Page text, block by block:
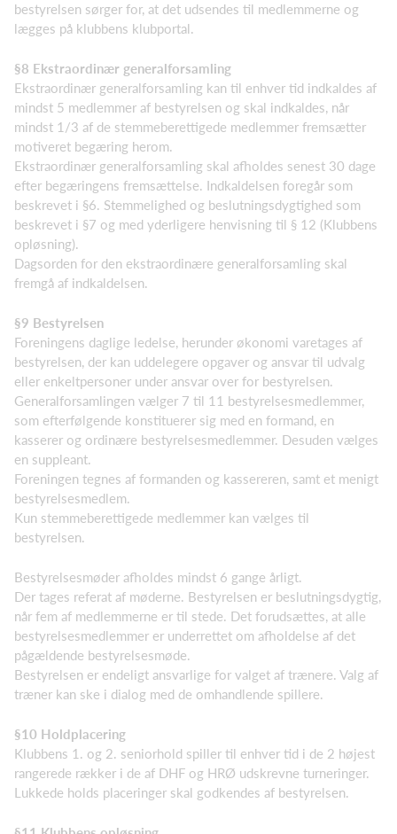
bestyrelsen sørger for, at det udsendes til medlemmerne og
lægges på klubbens klubportal.
§8 Ekstraordinær generalforsamling
Ekstraordinær generalforsamling kan til enhver tid indkaldes af
mindst 5 medlemmer af bestyrelsen og skal indkaldes, når
mindst 1/3 af de stemmeberettigede medlemmer fremsætter
motiveret begæring herom.
Ekstraordinær generalforsamling skal afholdes senest 30 dage
efter begæringens fremsættelse. Indkaldelsen foregår som
beskrevet i §6. Stemmelighed og beslutningsdygtighed som
beskrevet i §7 og med yderligere henvisning til § 12 (Klubbens
opløsning).
Dagsorden for den ekstraordinære generalforsamling skal
fremgå af indkaldelsen.
§9 Bestyrelsen
Foreningens daglige ledelse, herunder økonomi varetages af
bestyrelsen, der kan uddelegere opgaver og ansvar til udvalg
eller enkeltpersoner under ansvar over for bestyrelsen.
Generalforsamlingen vælger 7 til 11 bestyrelsesmedlemmer,
som efterfølgende konstituerer sig med en formand, en
kasserer og ordinære bestyrelsesmedlemmer. Desuden vælges
en suppleant.
Foreningen tegnes af formanden og kassereren, samt et menigt
bestyrelsesmedlem.
Kun stemmeberettigede medlemmer kan vælges til
bestyrelsen.
Bestyrelsesmøder afholdes mindst 6 gange årligt.
Der tages referat af møderne. Bestyrelsen er beslutningsdygtig,
når fem af medlemmerne er til stede. Det forudsættes, at alle
bestyrelsesmedlemmer er underrettet om afholdelse af det
pågældende bestyrelsesmøde.
Bestyrelsen er endeligt ansvarlige for valget af trænere. Valg af
træner kan ske i dialog med de omhandlende spillere.
§10 Holdplacering
Klubbens 1. og 2. seniorhold spiller til enhver tid i de 2 højest
rangerede rækker i de af DHF og HRØ udskrevne turneringer.
Lukkede holds placeringer skal godkendes af bestyrelsen.